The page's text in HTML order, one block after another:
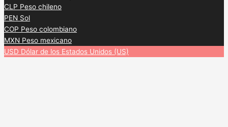
CLP Peso chileno
PEN Sol
COP Peso colombiano
MXN Peso mexicano
USD Dólar de los Estados Unidos (US)